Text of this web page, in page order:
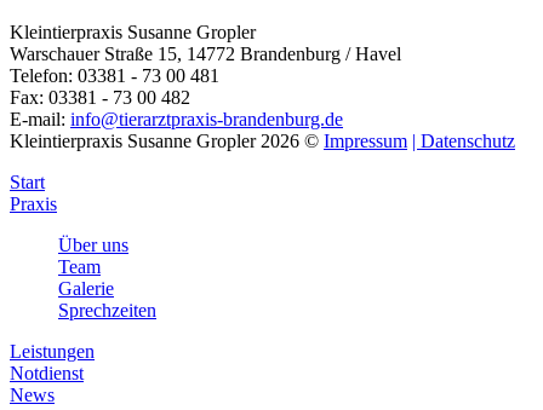
Kleintierpraxis Susanne Gropler
Warschauer Straße 15, 14772 Brandenburg / Havel
Telefon: 03381 - 73 00 481
Fax: 03381 - 73 00 482
E-mail: info@tierarztpraxis-brandenburg.de
Kleintierpraxis Susanne Gropler 2026 © Impressum | Datenschutz
Start
Praxis
Über uns
Team
Galerie
Sprechzeiten
Leistungen
Notdienst
News